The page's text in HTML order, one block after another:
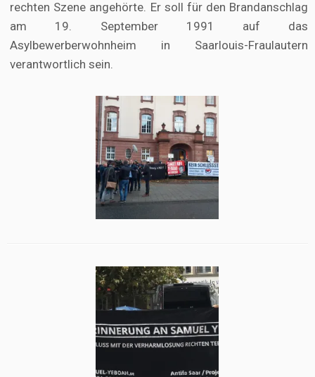
rechten Szene angehörte. Er soll für den Brandanschlag
am 19. September 1991 auf das
Asylbewerberwohnheim in Saarlouis-Fraulautern
verantwortlich sein.